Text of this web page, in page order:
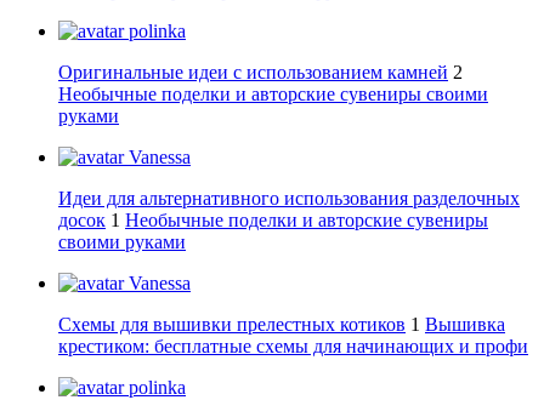
polinka
Оригинальные идеи с использованием камней 2
Необычные поделки и авторские сувениры своими
руками
Vanessa
Идеи для альтернативного использования разделочных
досок 1 Необычные поделки и авторские сувениры
своими руками
Vanessa
Схемы для вышивки прелестных котиков 1 Вышивка
крестиком: бесплатные схемы для начинающих и профи
polinka